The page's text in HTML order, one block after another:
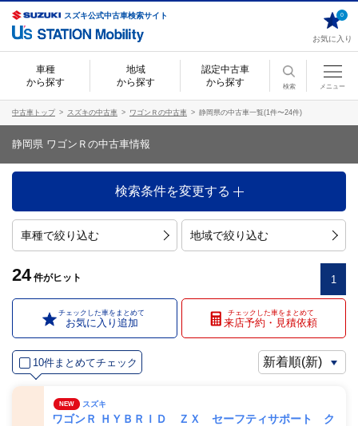
スズキ公式中古車検索サイト
お気に入り
0
車種
から探す
地域
から探す
認定中古車
から探す
検索 メニュー
中古車トップ スズキの中古車 ワゴンＲの中古車 静岡県の中古車一覧(1件〜24件)
静岡県 ワゴンＲの中古車情報
検索条件を変更する
車種で絞り込む 地域で絞り込む
24 件がヒット 1
チェックした車をまとめて
お気に入り追加
チェックした車をまとめて
来店予約・見積依頼
10件まとめてチェック
NEW スズキ
ワゴンＲ ＨＹＢＲＩＤ ＺＸ セーフティサポート ク